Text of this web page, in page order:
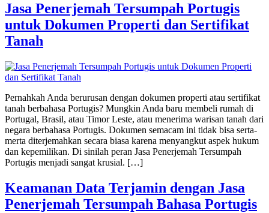
Jasa Penerjemah Tersumpah Portugis
untuk Dokumen Properti dan Sertifikat
Tanah
Pernahkah Anda berurusan dengan dokumen properti atau sertifikat
tanah berbahasa Portugis? Mungkin Anda baru membeli rumah di
Portugal, Brasil, atau Timor Leste, atau menerima warisan tanah dari
negara berbahasa Portugis. Dokumen semacam ini tidak bisa serta-
merta diterjemahkan secara biasa karena menyangkut aspek hukum
dan kepemilikan. Di sinilah peran Jasa Penerjemah Tersumpah
Portugis menjadi sangat krusial. […]
Keamanan Data Terjamin dengan Jasa
Penerjemah Tersumpah Bahasa Portugis